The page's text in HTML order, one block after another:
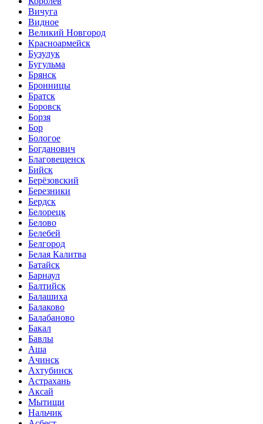
Вичуга
Видное
Великий Новгород
Красноармейск
Бузулук
Бугульма
Брянск
Бронницы
Братск
Боровск
Борзя
Бор
Бологое
Богданович
Благовещенск
Бийск
Берёзовский
Березники
Бердск
Белорецк
Белово
Белебей
Белгород
Белая Калитва
Батайск
Барнаул
Балтийск
Балашиха
Балаково
Балабаново
Бакал
Бавлы
Аша
Ачинск
Ахтубинск
Астрахань
Аксай
Мытищи
Нальчик